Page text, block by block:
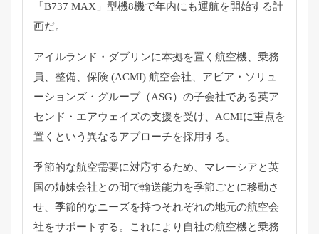
「B737 MAX」型機8機で年内にも運航を開始する計
画だ。
アイルランド・ダブリンに本拠を置く航空機、乗務
員、整備、保険 (ACMI) 航空会社、アビア・ソリュ
ーションズ・グループ（ASG） の子会社である英ア
センド・エアウェイズの支援を受け、 ACMIに重点を
置くという異なるアプローチを採用する。
季節的な航空需要に対応するため、 マレーシアと英
国の姉妹会社との間で輸送能力を季節ごとに移動さ
せ、 季節的なニーズを持つそれぞれの地元の航空会
社をサポートする。
これにより自社の航空機と乗務